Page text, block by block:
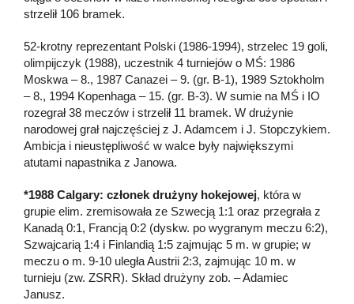
strzelił 106 bramek.
52-krotny reprezentant Polski (1986-1994), strzelec 19 goli,
olimpijczyk (1988), uczestnik 4 turniejów o MŚ: 1986
Moskwa – 8., 1987 Canazei – 9. (gr. B-1), 1989 Sztokholm
– 8., 1994 Kopenhaga – 15. (gr. B-3). W sumie na MŚ i IO
rozegrał 38 meczów i strzelił 11 bramek. W drużynie
narodowej grał najczęściej z J. Adamcem i J. Stopczykiem.
Ambicja i nieustępliwość w walce były największymi
atutami napastnika z Janowa.
*1988 Calgary: członek drużyny hokejowej, która w
grupie elim. zremisowała ze Szwecją 1:1 oraz przegrała z
Kanadą 0:1, Francją 0:2 (dyskw. po wygranym meczu 6:2),
Szwajcarią 1:4 i Finlandią 1:5 zajmując 5 m. w grupie; w
meczu o m. 9-10 uległa Austrii 2:3, zajmując 10 m. w
turnieju (zw. ZSRR). Skład drużyny zob. – Adamiec
Janusz.